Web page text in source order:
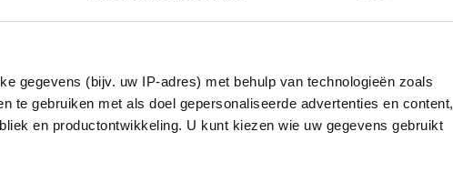
gegevens (bijv. uw IP-adres) met behulp van technologieën zoals
te gebruiken met als doel gepersonaliseerde advertenties en content,
en productontwikkeling. U kunt kiezen wie uw gegevens gebruikt